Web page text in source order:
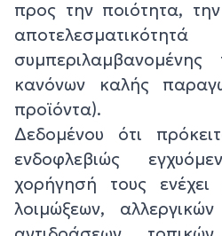
προς την ποιότητα,
κανόνων καλής
προϊόντα).
Δεδομένου ότι
ενδοφλεβιώς
χορήγησή τους ενέχει
λοιμώξεων,